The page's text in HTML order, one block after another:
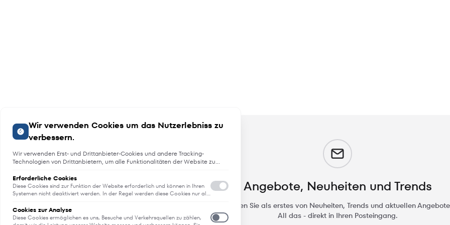
Wir verwenden Cookies um das Nutzerlebniss zu
verbessern.
Wir verwenden Erst- und Drittanbieter-Cookies und andere Tracking-
Technologien von Drittanbietern, um alle Funktionalitäten der Website zu
und personalisierte Werbung über unsere Websites, Apps und Newsletter im
Internet und über Social-Media-Plattformen bereitzustellen. Zu diesem
Zweck erfassen wir Informationen zum Benutzer, dem Browsing-Verhalten
Erforderliche Cookies
Diese Cookies sind zur Funktion der Website erforderlich und können in Ihren
Systemen nicht deaktiviert werden. In der Regel werden diese Cookies nur als
Dienstanforderung entsprechen, wie etwa dem Festlegen Ihrer
Datenschutzeinstellungen, dem Anmelden oder dem Ausfüllen von
Cookies zur Analyse
Diese Cookies ermöglichen es uns, Besuche und Verkehrsquellen zu zählen,
Angebote, Neuheiten und Trends
Erfahren Sie als erstes von Neuheiten, Trends und aktuellen
All das - direkt in Ihren Posteingang.